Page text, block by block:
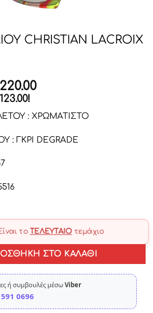
CHRISTIAN LACROIX
220.00Η
τιμή
είναι:
€220.00.
123.00!
: ΧΡΩΜΑΤΙΣΤΟ
: ΓΚΡΙ DEGRADE
τοΤΕΛΕΥΤΑΊΟτεμάχιο
ΣΤΟ ΚΑΛΆΘΙ
ή συμβουλές μέσωViber
0696